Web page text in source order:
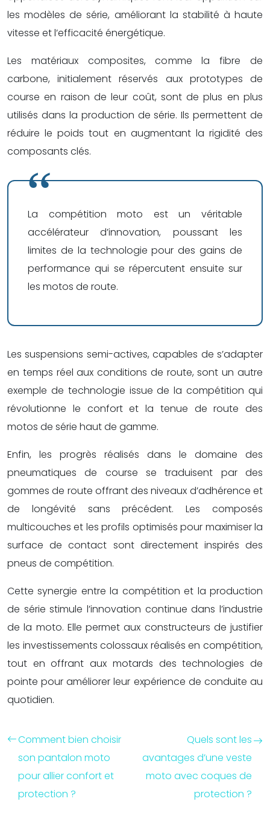
les modèles de série, améliorant la stabilité à haute
vitesse et l’efficacité énergétique.
Les matériaux composites, comme la fibre de
carbone, initialement réservés aux prototypes de
course en raison de leur coût, sont de plus en plus
utilisés dans la production de série. Ils permettent de
réduire le poids tout en augmentant la rigidité des
composants clés.
La compétition moto est un véritable
accélérateur d’innovation, poussant les
limites de la technologie pour des gains de
performance qui se répercutent ensuite sur
les motos de route.
Les suspensions semi-actives, capables de s’adapter
en temps réel aux conditions de route, sont un autre
exemple de technologie issue de la compétition qui
révolutionne le confort et la tenue de route des
motos de série haut de gamme.
Enfin, les progrès réalisés dans le domaine des
pneumatiques de course se traduisent par des
gommes de route offrant des niveaux d’adhérence et
de longévité sans précédent. Les composés
multicouches et les profils optimisés pour maximiser la
surface de contact sont directement inspirés des
pneus de compétition.
Cette synergie entre la compétition et la production
de série stimule l’innovation continue dans l’industrie
de la moto. Elle permet aux constructeurs de justifier
les investissements colossaux réalisés en compétition,
tout en offrant aux motards des technologies de
pointe pour améliorer leur expérience de conduite au
quotidien.
Comment bien choisir
son pantalon moto
pour allier confort et
protection ?
Quels sont les
avantages d’une veste
moto avec coques de
protection ?